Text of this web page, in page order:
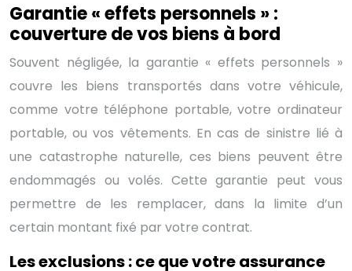
Garantie « effets personnels » :
couverture de vos biens à bord
Souvent négligée, la garantie « effets personnels »
couvre les biens transportés dans votre véhicule,
comme votre téléphone portable, votre ordinateur
portable, ou vos vêtements. En cas de sinistre lié à
une catastrophe naturelle, ces biens peuvent être
endommagés ou volés. Cette garantie peut vous
permettre de les remplacer, dans la limite d’un
certain montant fixé par votre contrat.
Les exclusions : ce que votre assurance